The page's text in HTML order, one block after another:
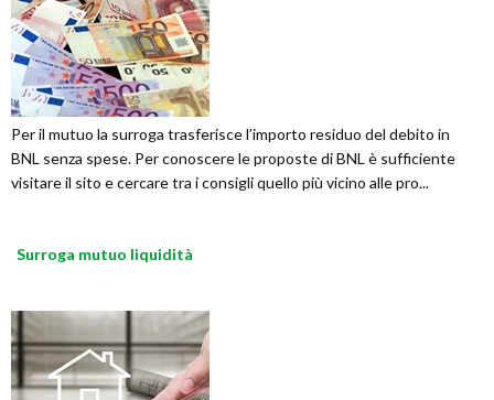
Per il mutuo la surroga trasferisce l’importo residuo del debito in
BNL senza spese. Per conoscere le proposte di BNL è sufficiente
visitare il sito e cercare tra i consigli quello più vicino alle pro...
Surroga mutuo liquidità